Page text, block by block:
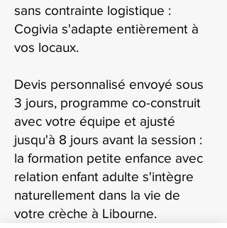
sans contrainte logistique :
Cogivia s'adapte entièrement à
vos locaux.
Devis personnalisé envoyé sous
3 jours, programme co-construit
avec votre équipe et ajusté
jusqu'à 8 jours avant la session :
la formation petite enfance avec
relation enfant adulte s'intègre
naturellement dans la vie de
votre crèche à Libourne.